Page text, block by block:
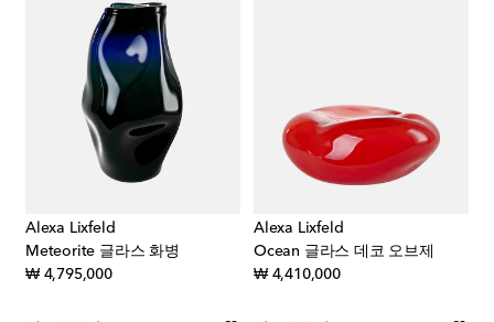
Alexa Lixfeld
Meteorite 글라스 화병
₩ 4,795,000original price
Alexa Lixfeld
Ocean 글라스 데코 오브제
₩ 4,410,000original price